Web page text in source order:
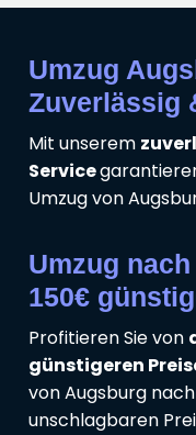
Umzug
Zuverlässig
Mit unserem
Service
Umzug von
Umzug
150€
Profitieren Sie von
günstigeren
von Augsburg
unschlagbaren